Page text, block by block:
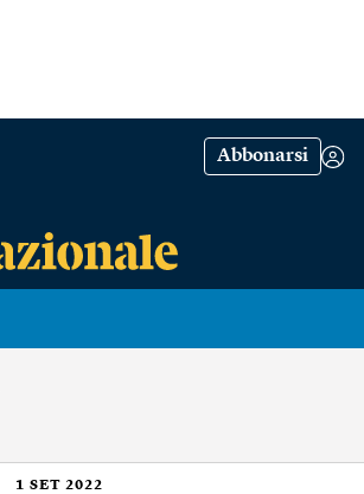
Abbonarsi
1 SET 2022